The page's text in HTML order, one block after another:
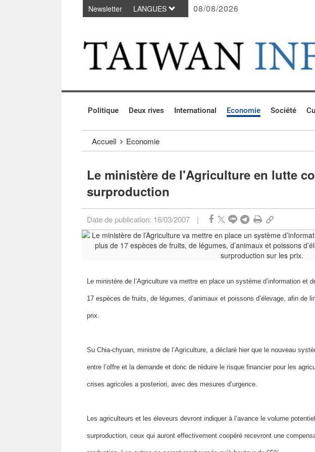
Passer au contenu principal
Newsletter LANGUES 08/08/2026
Politique Deux rives International Economie Société
Accueil Economie
Le ministère de l'Agriculture en lutte
surproduction
Date de publication: 16/03/2007 |
Le ministère de l’Agriculture va mettre en place un système d’information et
17 espèces de fruits, de légumes, d’animaux et poissons d’élevage, afin de
prix.
Su Chia-chyuan, ministre de l’Agriculture, a déclaré hier que le nouveau
entre l’offre et la demande et donc de réduire le risque financier pour les
crises agricoles a posteriori, avec des mesures d’urgence.
Les agriculteurs et les éleveurs devront indiquer à l’avance le volume
surproduction, ceux qui auront effectivement coopéré recevront une